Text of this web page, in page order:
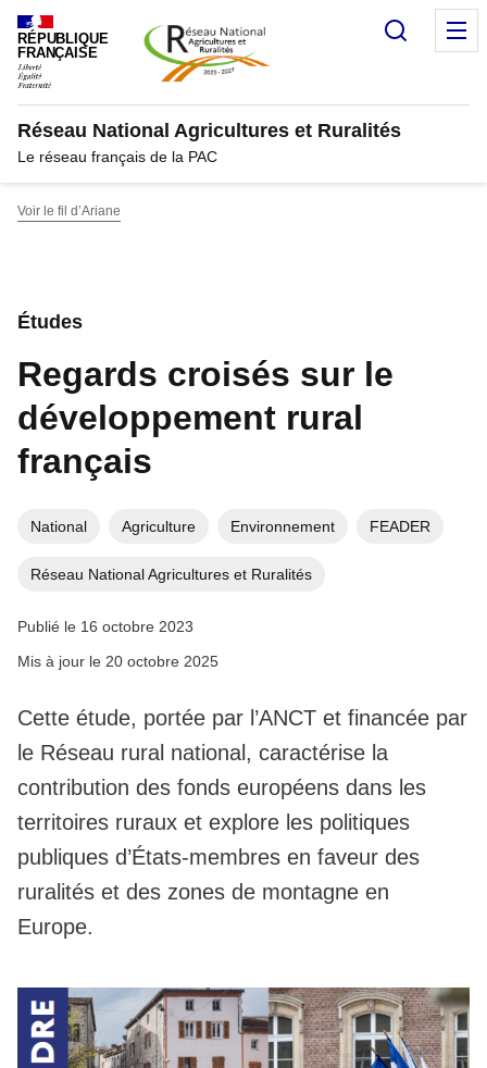
Panneau de gestion des cookies
RÉPUBLIQUE
FRANÇAISE
Réseau National Agricultures et Ruralités
Le réseau français de la PAC
Voir le fil d’Ariane
Études
Regards croisés sur le
développement rural
français
National Agriculture Environnement FEADER
Réseau National Agricultures et Ruralités
Publié le 16 octobre 2023
Mis à jour le 20 octobre 2025
Cette étude, portée par l’ANCT et financée par
le Réseau rural national, caractérise la
contribution des fonds européens dans les
territoires ruraux et explore les politiques
publiques d’États-membres en faveur des
ruralités et des zones de montagne en
Europe.